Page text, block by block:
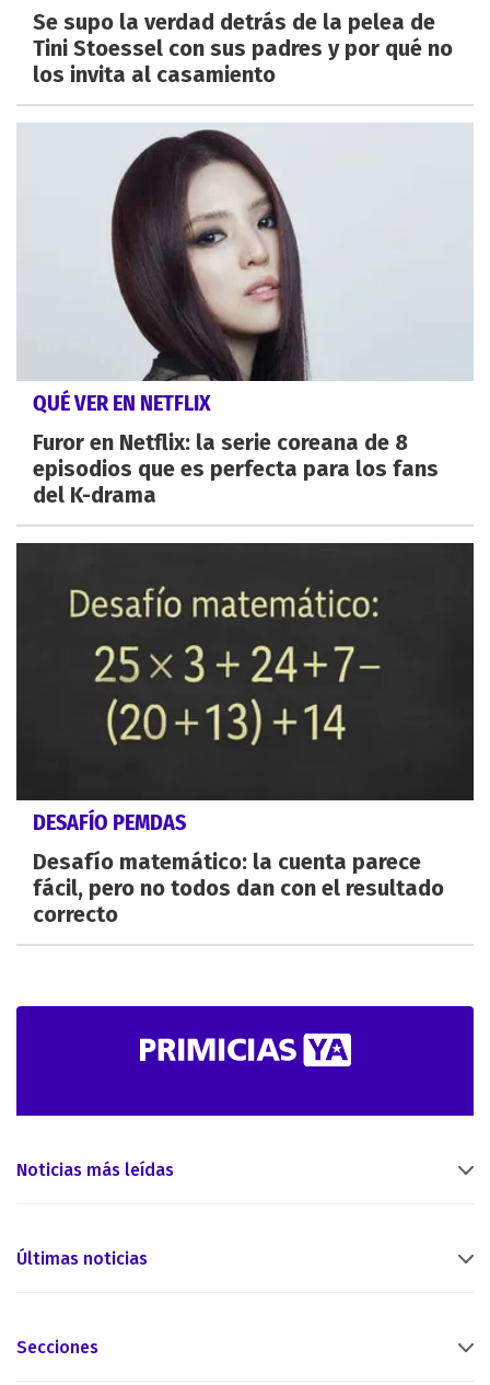
Se supo la verdad detrás de la pelea de
Tini Stoessel con sus padres y por qué no
los invita al casamiento
QUÉ VER EN NETFLIX
Furor en Netflix: la serie coreana de 8
episodios que es perfecta para los fans
del K-drama
DESAFÍO PEMDAS
Desafío matemático: la cuenta parece
fácil, pero no todos dan con el resultado
correcto
Noticias más leídas
Últimas noticias
Secciones